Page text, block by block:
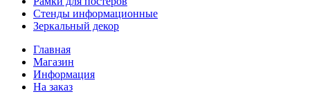
Стенды информационные
Зеркальный декор
Главная
Магазин
Информация
На заказ